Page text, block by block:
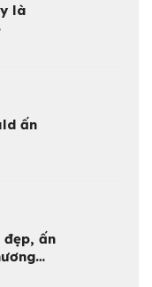
là
ấn
đẹp, ấn